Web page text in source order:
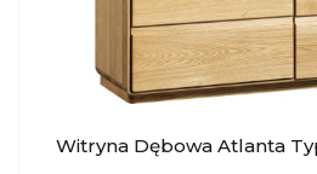
Witryna Dębowa Atlanta